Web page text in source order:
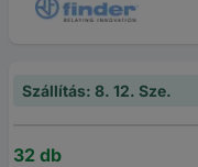
Szállítás: 8. 12. Sze.
32 db